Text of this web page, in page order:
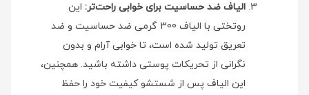
الیاف ضد حساسیت برای خوابی راحت‌تر: این
روتختی با الیاف 300 گرمی ضد حساسیت و ضد
تعریق تولید شده است، تا خوابی آرام و بدون
نگرانی از تحریکات پوستی داشته باشید. همچنین،
این الیاف پس از شستشو کیفیت خود را حفظ